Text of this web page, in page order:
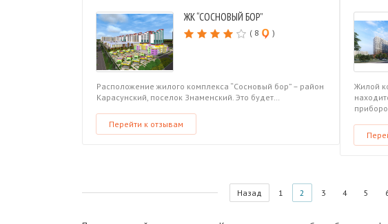
ЖК “СОСНОВЫЙ БОР”
( 8 )
Расположение жилого комплекса “Сосновый бор” – район
Карасунский, поселок Знаменский. Это будет…
Перейти к отзывам
Жилой
Назад 1 2 3 4 5